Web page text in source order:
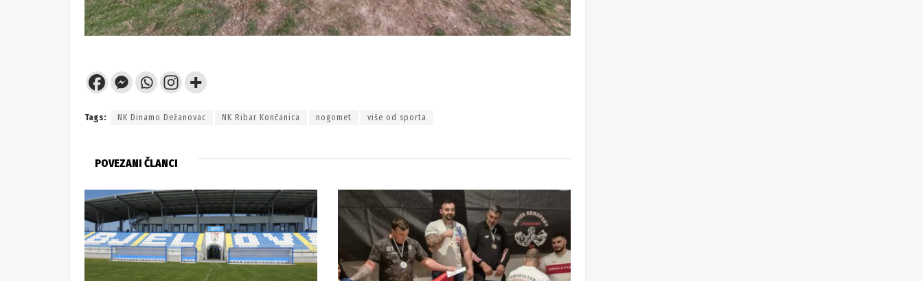
Tags: NK Dinamo Dežanovac NK Ribar Končanica nogomet više od sporta
POVEZANI ČLANCI